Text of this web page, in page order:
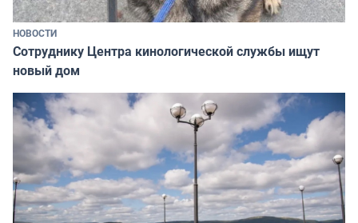
НОВОСТИ
Сотруднику Центра кинологической службы ищут
новый дом